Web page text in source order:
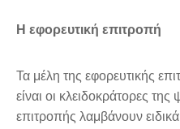
Η εφορευτική επιτροπή
Τα μέλη της εφορευτικής
είναι οι κλειδοκράτορες
επιτροπής λαμβάνουν